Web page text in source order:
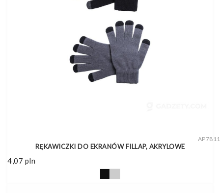
RĘKAWICZKI DO EKRANÓW FILLAP, AKRYLOWE
4,07 pln